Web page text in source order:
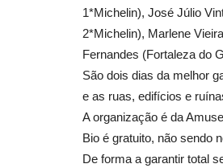
1*Michelin), José Júlio
2*Michelin), Marlene
Fernandes (Fortaleza do
São dois dias da melhor
e as ruas, edifícios e
A organização é da
Bio é gratuito, não sendo
De forma a garantir total